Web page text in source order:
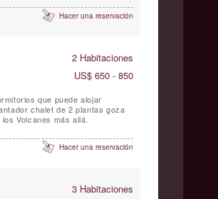
Hacer una reservación
2 Habitaciones
US$ 650 - 850
que puede alojar
chalet de 2 plantas goza
Volcanes más allá.
Hacer una reservación
3 Habitaciones